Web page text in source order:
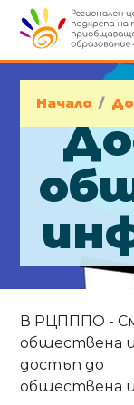
Начало /
В РЦПППО -
обществена
достъп до
обществена